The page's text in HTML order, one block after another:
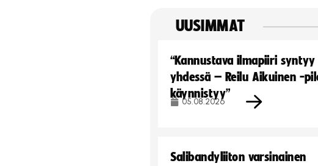
UUSIMMAT
“Kannustava ilmapiiri syntyy
yhdessä – Reilu Aikuinen -
käynnistyy”
05.08.2026
Salibandyliiton varsinainen